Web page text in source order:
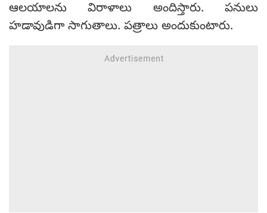
ఆలయాలను విరాళాలు అందిస్తారు. పనులు
హడావుడిగా సాగుతాలు. పత్రాలు అందుకుంటారు.